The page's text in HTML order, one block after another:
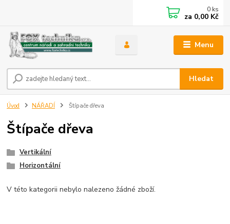
Menu
Hledat
0 ks
za 0,00 Kč
Úvod NÁŘADÍ Štípače dřeva
Štípače dřeva
Vertikální
Horizontální
V této kategorii nebylo nalezeno žádné zboží.